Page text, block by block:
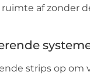
af zonder
strips op om